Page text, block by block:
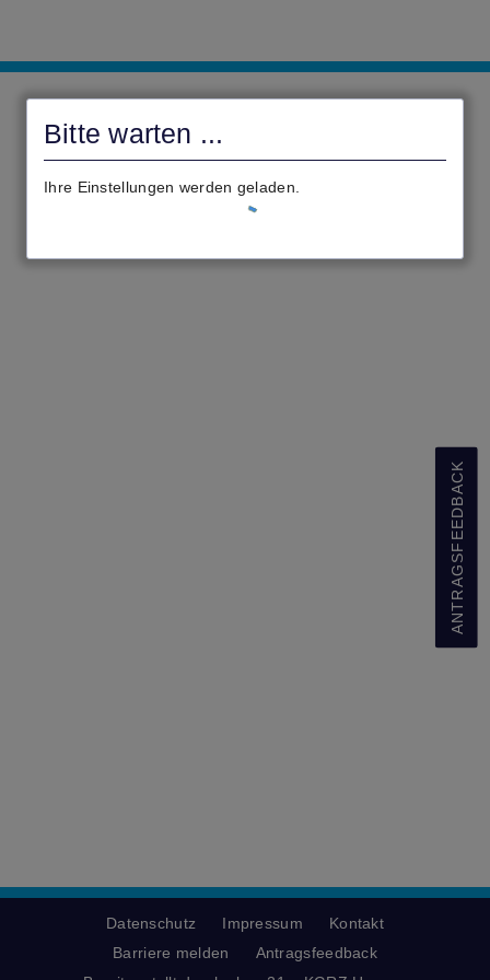
Bitte warten ...
Ihre Einstellungen werden geladen.
ANTRAGSFEEDBACK
Datenschutz Impressum
Kontakt
Barriere melden
Antragsfeedback